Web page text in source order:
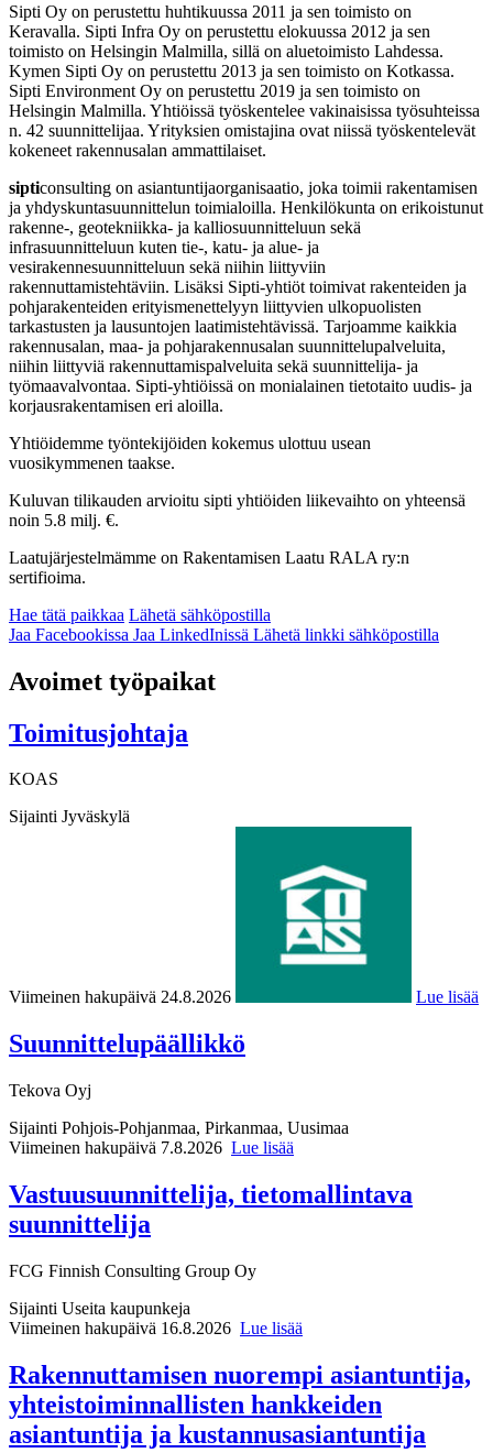
Sipti Oy on perustettu huhtikuussa 2011 ja sen toimisto on
Keravalla. Sipti Infra Oy on perustettu elokuussa 2012 ja sen
toimisto on Helsingin Malmilla, sillä on aluetoimisto Lahdessa.
Kymen Sipti Oy on perustettu 2013 ja sen toimisto on Kotkassa.
Sipti Environment Oy on perustettu 2019 ja sen toimisto on
Helsingin Malmilla. Yhtiöissä työskentelee vakinaisissa työsuhteissa
n. 42 suunnittelijaa. Yrityksien omistajina ovat niissä työskentelevät
kokeneet rakennusalan ammattilaiset.
sipticonsulting on asiantuntijaorganisaatio, joka toimii rakentamisen
ja yhdyskuntasuunnittelun toimialoilla. Henkilökunta on erikoistunut
rakenne-, geotekniikka- ja kalliosuunnitteluun sekä
infrasuunnitteluun kuten tie-, katu- ja alue- ja
vesirakennesuunnitteluun sekä niihin liittyviin
rakennuttamistehtäviin. Lisäksi Sipti-yhtiöt toimivat rakenteiden ja
pohjarakenteiden erityismenettelyyn liittyvien ulkopuolisten
tarkastusten ja lausuntojen laatimistehtävissä. Tarjoamme kaikkia
rakennusalan, maa- ja pohjarakennusalan suunnittelupalveluita,
niihin liittyviä rakennuttamispalveluita sekä suunnittelija- ja
työmaavalvontaa. Sipti-yhtiöissä on monialainen tietotaito uudis- ja
korjausrakentamisen eri aloilla.
Yhtiöidemme työntekijöiden kokemus ulottuu usean
vuosikymmenen taakse.
Kuluvan tilikauden arvioitu sipti yhtiöiden liikevaihto on yhteensä
noin 5.8 milj. €.
Laatujärjestelmämme on Rakentamisen Laatu RALA ry:n
sertifioima.
Hae tätä paikkaa Lähetä sähköpostilla
Jaa Facebookissa Jaa LinkedInissä Lähetä linkki sähköpostilla
Avoimet työpaikat
Toimitusjohtaja
KOAS
Sijainti Jyväskylä
Viimeinen hakupäivä 24.8.2026 Lue lisää
Suunnittelupäällikkö
Tekova Oyj
Sijainti Pohjois-Pohjanmaa, Pirkanmaa, Uusimaa
Viimeinen hakupäivä 7.8.2026 Lue lisää
Vastuusuunnittelija, tietomallintava
suunnittelija
FCG Finnish Consulting Group Oy
Sijainti Useita kaupunkeja
Viimeinen hakupäivä 16.8.2026 Lue lisää
Rakennuttamisen nuorempi asiantuntija,
yhteistoiminnallisten hankkeiden
asiantuntija ja kustannusasiantuntija